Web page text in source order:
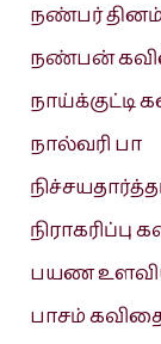
நண்பர் தினம்
நண்பன்
நாய்க்குட்டி
நால்வரி பா
பயண
பாசம்